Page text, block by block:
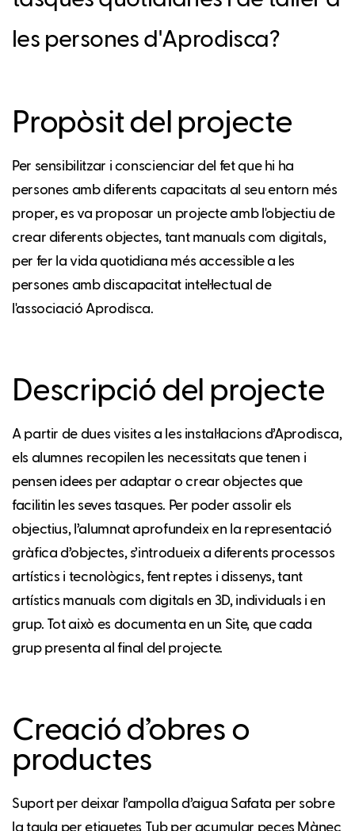
les persones d'Aprodisca?
Propòsit del projecte
Per sensibilitzar i conscienciar del fet que hi ha
persones amb diferents capacitats al seu entorn més
proper, es va proposar un projecte amb l'objectiu de
crear diferents objectes, tant manuals com digitals,
per fer la vida quotidiana més accessible a les
persones amb discapacitat intel·lectual de
l'associació Aprodisca.
Descripció del projecte
A partir de dues visites a les instal·lacions d’Aprodisca,
els alumnes recopilen les necessitats que tenen i
pensen idees per adaptar o crear objectes que
facilitin les seves tasques. Per poder assolir els
objectius, l’alumnat aprofundeix en la representació
gràfica d’objectes, s’introdueix a diferents processos
artístics i tecnològics, fent reptes i dissenys, tant
artístics manuals com digitals en 3D, individuals i en
grup. Tot això es documenta en un Site, que cada
grup presenta al final del projecte.
Creació d’obres o
productes
Suport per deixar l’ampolla d’aigua Safata per sobre
la taula per etiquetes Tub per acumular peces Mànec